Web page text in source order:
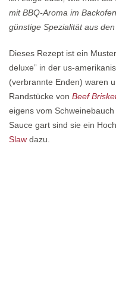
mit BBQ-Aroma im
günstige Spezialität aus
Dieses Rezept ist ein
deluxe” in der us-
(verbrannte Enden) waren
Randstücke von Beef
eigens vom
Sauce gart sind sie ein
Slaw dazu.